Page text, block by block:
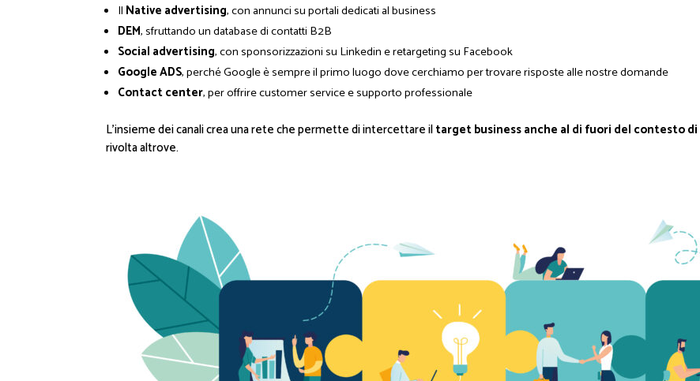
Il Native advertising, con annunci su portali dedicati al business
DEM, sfruttando un database di contatti B2B
Social advertising, con sponsorizzazioni su Linkedin e retargeting su Facebook
Google ADS, perché Google è sempre il primo luogo dove cerchiamo per trovare risposte alle nostre domande
Contact center, per offrire customer service e supporto professionale
L’insieme dei canali crea una rete che permette di intercettare iltarget business anche al di fuori del contesto
rivolta altrove.